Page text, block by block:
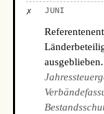
✗ JUNI
ausgeblieben.